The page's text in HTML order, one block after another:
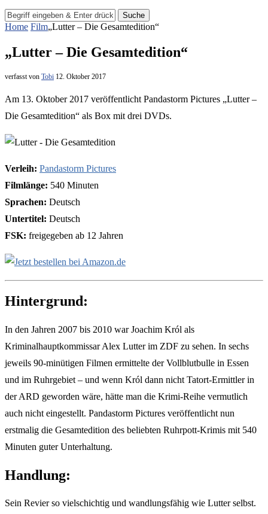
Suche
Home Film„Lutter – Die Gesamtedition“
„Lutter – Die Gesamtedition“
verfasst von Tobi 12. Oktober 2017
Am 13. Oktober 2017 veröffentlicht Pandastorm Pictures „Lutter –
Die Gesamtedition“ als Box mit drei DVDs.
Verleih: Pandastorm Pictures
Filmlänge: 540 Minuten
Sprachen: Deutsch
Untertitel: Deutsch
FSK: freigegeben ab 12 Jahren
Hintergrund:
In den Jahren 2007 bis 2010 war Joachim Król als
Kriminalhauptkommissar Alex Lutter im ZDF zu sehen. In sechs
jeweils 90-minütigen Filmen ermittelte der Vollblutbulle in Essen
und im Ruhrgebiet – und wenn Król dann nicht Tatort-Ermittler in
der ARD geworden wäre, hätte man die Krimi-Reihe vermutlich
auch nicht eingestellt. Pandastorm Pictures veröffentlicht nun
erstmalig die Gesamtedition des beliebten Ruhrpott-Krimis mit 540
Minuten guter Unterhaltung.
Handlung:
Sein Revier so vielschichtig und wandlungsfähig wie Lutter selbst.